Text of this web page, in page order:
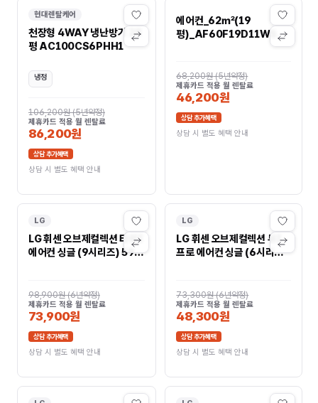
현대렌탈케어
천장형 4WAY 냉난방기 28
평 AC100CS6PHH1
냉정
106,200원(5년약정)
제휴카드 적용 월 렌탈료
86,200원
상담 추가혜택
상담 시 별도 혜택 안내
에어컨_62㎡(19
평)_AF60F19D11WS
68,200원(5년약정)
제휴카드 적용 월 렌탈료
46,200원
상담 추가혜택
상담 시 별도 혜택 안내
LG
LG 휘센 오브제컬렉션 타워I
에어컨 싱글 (9시리즈) 59
98,900원(6년약정)
제휴카드 적용 월 렌탈료
73,900원
상담 추가혜택
상담 시 별도 혜택 안내
LG
LG 휘센 오브제컬렉션 뷰I
프로 에어컨 싱글 (6시리즈)
73,300원(6년약정)
제휴카드 적용 월 렌탈료
48,300원
상담 추가혜택
상담 시 별도 혜택 안내